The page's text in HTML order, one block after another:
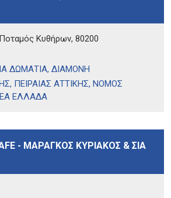
Κυθήρων, 80200
ΔΩΜΑΤΙΑ, ΔΙΑΜΟΝΗ
, ΠΕΙΡΑΙΑΣ ΑΤΤΙΚΗΣ, ΝΟΜΟΣ
ΕΛΛΑΔΑ
- ΜΑΡΑΓΚΟΣ ΚΥΡΙΑΚΟΣ & ΣΙΑ